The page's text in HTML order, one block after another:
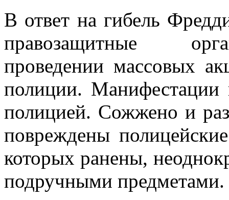
В ответ на гибель
правозащитные
проведении массовых
полиции. Манифестации
полицией. Сожжено и
повреждены
которых ранены,
подручными предметами.